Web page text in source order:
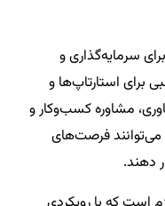
سرمایه‌گذاری و
برای استارتاپ‌ها و
مشاوره کسب‌وکار و
می‌توانند فرصت‌های
دهند.